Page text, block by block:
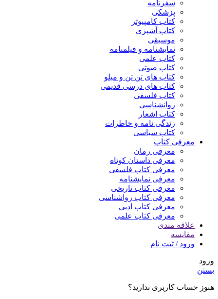
سفرنامه
پزشکی
کتاب کامپیوتر
کتاب آشپزی
موسیقی
نمایشنامه و فیلمنامه
کتاب علمی
کتاب صوتی
کتاب های تن تن و میلو
کتاب های درسی قدیمی
کتاب فلسفی
روانشناسی
کتاب اشعار
زندگی نامه و خاطرات
کتاب سیاسی
معرفی کتاب
معرفی رمان
معرفی داستان کوتاه
معرفی کتاب فلسفی
معرفی نمایشنامه
معرفی کتاب تاریخی
معرفی کتاب رواشناسی
معرفی کتاب ادبی
معرفی کتاب علمی
علاقه مندی
مقایسه
ورود / ثبت نام
ورود
بستن
هنوز حساب کاربری ندارید؟